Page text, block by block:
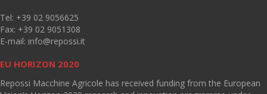
Tel: +39 02 9056625
Fax: +39 02 9051308
E-mail: info@repossi.it
EU HORIZON 2020
Repossi Macchine Agricole has received funding from the European